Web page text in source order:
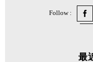
Follow :
最